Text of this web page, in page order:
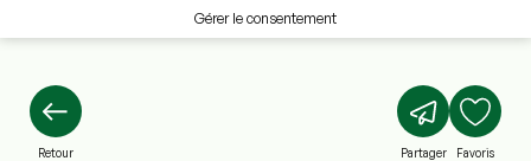
Gérer le consentement
Retour Partager Favoris